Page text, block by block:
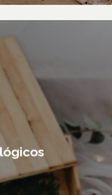
crean un